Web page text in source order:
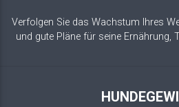
Verfolgen Sie das Wachstum Ihres
und gute Pläne für seine Ernährung,